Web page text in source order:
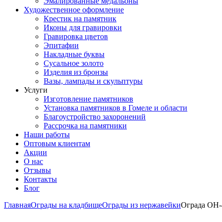
Художественное оформление
Крестик на памятник
Иконы для гравировки
Гравировка цветов
Эпитафии
Накладные буквы
Сусальное золото
Изделия из бронзы
Вазы, лампады и скульптуры
Услуги
Изготовление памятников
Установка памятников в Гомеле и области
Благоустройство захоронений
Рассрочка на памятники
Наши работы
Оптовым клиентам
Акции
О нас
Отзывы
Контакты
Блог
ГлавнаяОграды на кладбищеОграды из нержавейкиОграда